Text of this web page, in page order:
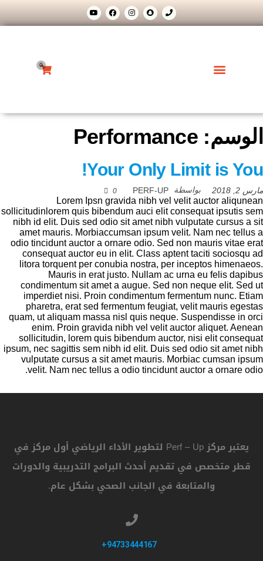
0
الوسم: Performance
Your Only Limit is You!
مارس 2, 2018 بواسطة PERF-UP
0
Lorem Ipsn gravida nibh vel velit auctor aliqunean
sollicitudinlorem quis bibendum auci elit consequat ipsutis sem
nibh id elit. Duis sed odio sit amet nibh vulputate cursus a sit
amet mauris. Morbiaccumsan ipsum velit. Nam nec tellus a
odio tincidunt auctor a ornare odio. Sed non mauris vitae erat
consequat auctor eu in elit. Class aptent taciti sociosqu ad
litora torquent per conubia nostra, per inceptos himenaeos.
Mauris in erat justo. Nullam ac urna eu felis dapibus
condimentum sit amet a augue. Sed non neque elit. Sed ut
imperdiet nisi. Proin condimentum fermentum nunc. Etiam
pharetra, erat sed fermentum feugiat, velit mauris egestas
quam, ut aliquam massa nisl quis neque. Suspendisse in orci
enim. Proin gravida nibh vel velit auctor aliquet. Aenean
sollicitudin, lorem quis bibendum auctor, nisi elit consequat
ipsum, nec sagittis sem nibh id elit. Duis sed odio sit amet nibh
vulputate cursus a sit amet mauris. Morbiac cumsan ipsum
velit. Nam nec tellus a odio tincidunt auctor a ornare odio.
يعتبر مركز Perf – Up لتطوير الأداء الرياضي أول مركز في
قطر متخصص في تقديم أحدث البرامج التدريبية والدورات
والمتابعة في الجانب الصحي بشكل عام.
94733444167+